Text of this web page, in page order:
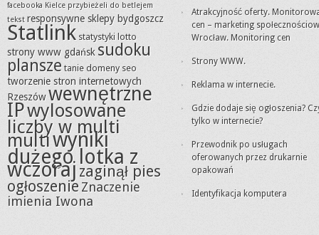
facebooka Kielce przybieżeli do betlejem
tekst responsywne sklepy bydgoszcz
Statlink statystyki lotto
strony www gdańsk sudoku
plansze tanie domeny seo
tworzenie stron internetowych
Rzeszówwewnętrzne
IPwylosowane
liczby w multi
multiwyniki
dużego lotka z
wczoraj zaginął pies
ogłoszenieZnaczenie
imienia Iwona
Atrakcyjność oferty.
cen – marketing
Wrocław. Monitoring cen
Strony WWW.
Reklama w internecie.
Gdzie dodaje się ogłoszenia?
tylko w internecie?
Przewodnik po usługach
oferowanych przez drukarnie
opakowań
Identyfikacja komputera